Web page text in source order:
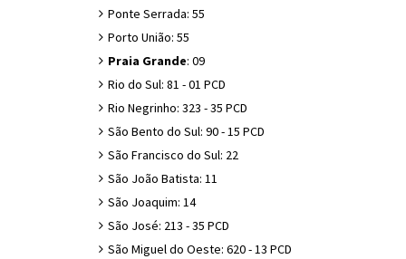
Ponte Serrada: 55
Porto União: 55
Praia Grande: 09
Rio do Sul: 81 - 01 PCD
Rio Negrinho: 323 - 35 PCD
São Bento do Sul: 90 - 15 PCD
São Francisco do Sul: 22
São João Batista: 11
São Joaquim: 14
São José: 213 - 35 PCD
São Miguel do Oeste: 620 - 13 PCD